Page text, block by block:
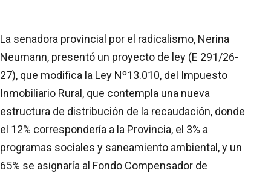
La senadora provincial por el radicalismo, Nerina
Neumann, presentó un proyecto de ley (E 291/26-
27), que modifica la Ley Nº13.010, del Impuesto
Inmobiliario Rural, que contempla una nueva
estructura de distribución de la recaudación, donde
el 12% correspondería a la Provincia, el 3% a
programas sociales y saneamiento ambiental, y un
65% se asignaría al Fondo Compensador de